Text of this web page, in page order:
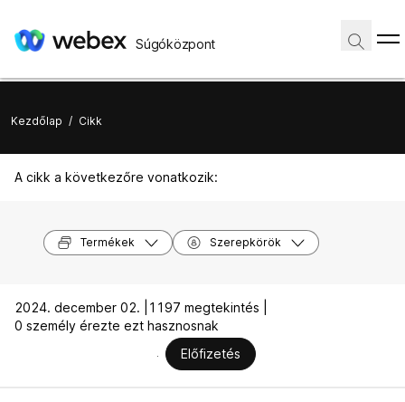
Súgóközpont
Kezdőlap / Cikk
A cikk a következőre vonatkozik:
Termékek Szerepkörök
2024. december 02. |
1197 megtekintés |
0 személy érezte ezt hasznosnak
Előfizetés